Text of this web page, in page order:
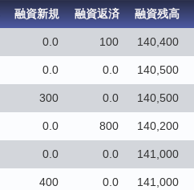
融資新規 融資返済 融資残高
0.0 100 140,400
0.0 0.0 140,500
300 0.0 140,500
0.0 800 140,200
0.0 0.0 141,000
400 0.0 141,000